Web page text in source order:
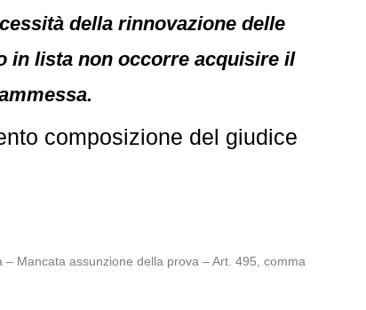
della rinnovazione delle
in lista non occorre acquisire il
composizione del giudice
Mancata assunzione della prova – Art. 495, comma